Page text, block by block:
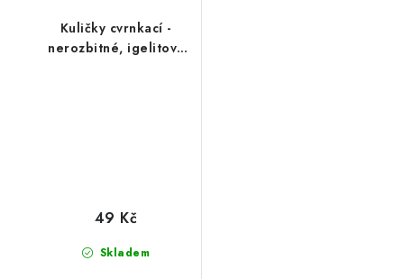
Kuličky cvrnkací -
nerozbitné, igelitový
Skladem
49 Kč